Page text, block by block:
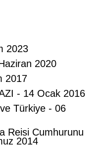
2023
2020
2017
- 14 Ocak 2016
Türkiye - 06
Reisi Cumhurunu
2014